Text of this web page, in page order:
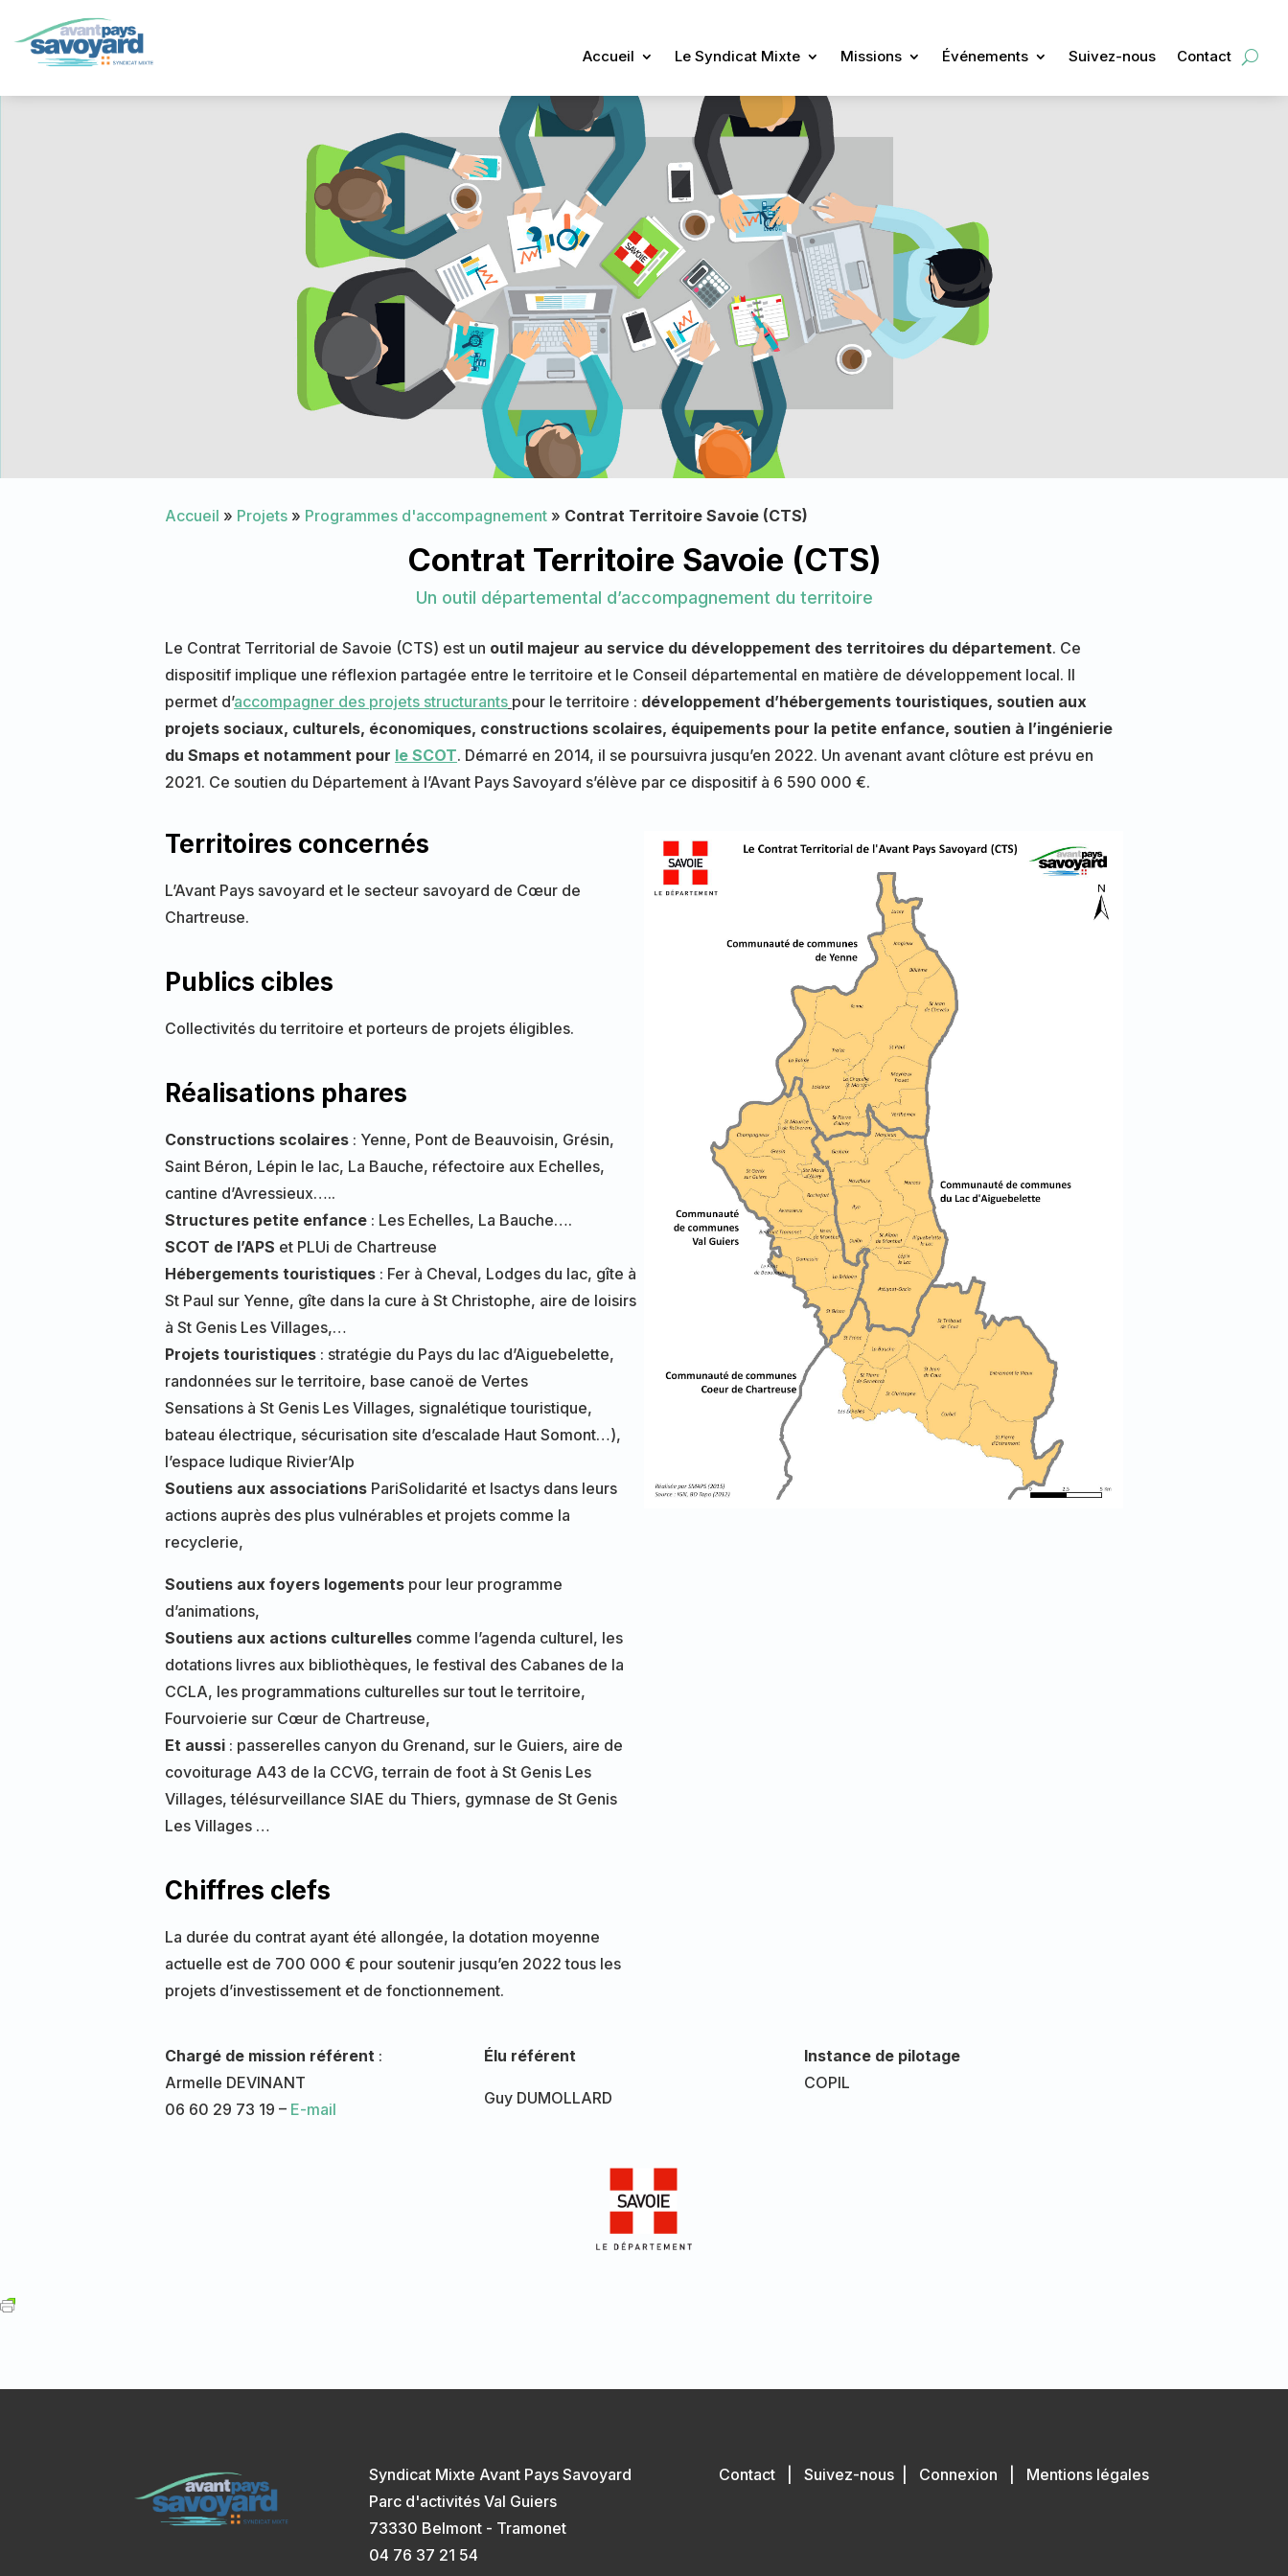
Accueil Le Syndicat Mixte Missions Événements Suivez-nous Contact
Accueil » Projets » Programmes d'accompagnement » Contrat Territoire Savoie (CTS)
Contrat Territoire Savoie (CTS)
Un outil départemental d’accompagnement du territoire
Le Contrat Territorial de Savoie (CTS) est un outil majeur au service du développement des territoires du département. Ce
dispositif implique une réflexion partagée entre le territoire et le Conseil départemental en matière de développement local. Il
permet d’accompagner des projets structurants pour le territoire : développement d’hébergements touristiques, soutien aux
projets sociaux, culturels, économiques, constructions scolaires, équipements pour la petite enfance, soutien à l’ingénierie
du Smaps et notamment pour le SCOT. Démarré en 2014, il se poursuivra jusqu’en 2022. Un avenant avant clôture est prévu en
2021. Ce soutien du Département à l’Avant Pays Savoyard s’élève par ce dispositif à 6 590 000 €.
Territoires concernés
L’Avant Pays savoyard et le secteur savoyard de Cœur de
Chartreuse.
Publics cibles
Collectivités du territoire et porteurs de projets éligibles.
Réalisations phares
Constructions scolaires : Yenne, Pont de Beauvoisin, Grésin,
Saint Béron, Lépin le lac, La Bauche, réfectoire aux Echelles,
cantine d’Avressieux…..
Structures petite enfance : Les Echelles, La Bauche….
SCOT de l’APS et PLUi de Chartreuse
Hébergements touristiques : Fer à Cheval, Lodges du lac, gîte à
St Paul sur Yenne, gîte dans la cure à St Christophe, aire de loisirs
à St Genis Les Villages,…
Projets touristiques : stratégie du Pays du lac d’Aiguebelette,
randonnées sur le territoire, base canoë de Vertes
Sensations à St Genis Les Villages, signalétique touristique,
bateau électrique, sécurisation site d’escalade Haut Somont…),
l’espace ludique Rivier’Alp
Soutiens aux associations PariSolidarité et Isactys dans leurs
actions auprès des plus vulnérables et projets comme la
recyclerie,
Soutiens aux foyers logements pour leur programme
d’animations,
Soutiens aux actions culturelles comme l’agenda culturel, les
dotations livres aux bibliothèques, le festival des Cabanes de la
CCLA, les programmations culturelles sur tout le territoire,
Fourvoierie sur Cœur de Chartreuse,
Et aussi : passerelles canyon du Grenand, sur le Guiers, aire de
covoiturage A43 de la CCVG, terrain de foot à St Genis Les
Villages, télésurveillance SIAE du Thiers, gymnase de St Genis
Les Villages …
Chiffres clefs
La durée du contrat ayant été allongée, la dotation moyenne
actuelle est de 700 000 € pour soutenir jusqu’en 2022 tous les
projets d’investissement et de fonctionnement.
Chargé de mission référent :
Armelle DEVINANT
06 60 29 73 19 – E-mail
Élu référent
Guy DUMOLLARD
Instance de pilotage
COPIL
Syndicat Mixte Avant Pays Savoyard
Parc d'activités Val Guiers
73330 Belmont - Tramonet
04 76 37 21 54
Contact| Suivez-nous Connexion Mentions légales